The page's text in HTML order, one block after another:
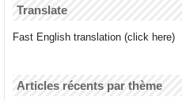
Translate
Fast English translation (click here)
Articles récents par thème